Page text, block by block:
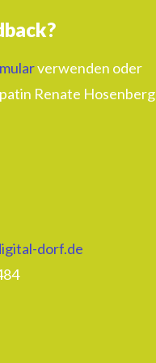
verwenden oder
Renate Hosenberg
dorf.de